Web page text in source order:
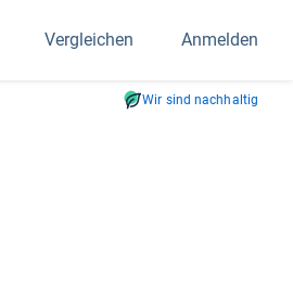
Vergleichen Anmelden
Wir sind nachhaltig